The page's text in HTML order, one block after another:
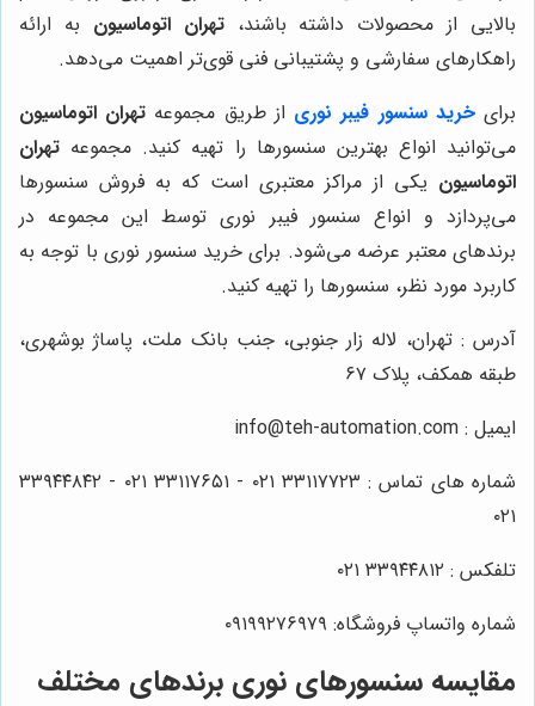
بالایی از محصولات داشته باشند،تهران اتوماسیون به ارائه
راهکارهای سفارشی و پشتیبانی فنی قوی‌تر اهمیت می‌دهد.
برایخرید سنسور فیبر نوری از طریق مجموعه تهران اتوماسیون
می‌توانید انواع بهترین سنسورها را تهیه کنید. مجموعه تهران
اتوماسیون یکی از مراکز معتبری است که به فروش سنسورها
می‌پردازد و انواع سنسور فیبر نوری توسط این مجموعه در
برندهای معتبر عرضه می‌شود. برای خرید سنسور نوری با توجه به
کاربرد مورد نظر، سنسورها را تهیه کنید.
آدرس : تهران، لاله زار جنوبی، جنب بانک ملت، پاساژ بوشهری،
طبقه همکف، پلاک ۶۷
ایمیل : info@teh-automation.com
شماره های تماس :
۳۳۱۱۷۷۲۳ ۰۲۱ - ۳۳۱۱۷۶۵۱ ۰۲۱ - ۳۳۹۴۴۸۴۲
۰۲۱
تلفکس : ۳۳۹۴۴۸۱۲ ۰۲۱
شماره واتساپ فروشگاه:
۰۹۱۹۹۲۷۶۹۷۹
مقایسه سنسورهای نوری برندهای مختلف